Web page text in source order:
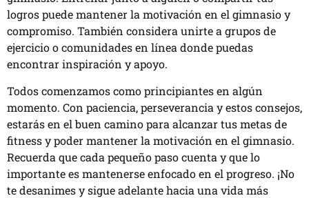
logros puede mantener la motivación en el gimnasio y
compromiso. También considera unirte a grupos de
ejercicio o comunidades en línea donde puedas
encontrar inspiración y apoyo.
Todos comenzamos como principiantes en algún
momento. Con paciencia, perseverancia y estos consejos,
estarás en el buen camino para alcanzar tus metas de
fitness y poder mantener la motivación en el gimnasio.
Recuerda que cada pequeño paso cuenta y que lo
importante es mantenerse enfocado en el progreso. ¡No
te desanimes y sigue adelante hacia una vida más